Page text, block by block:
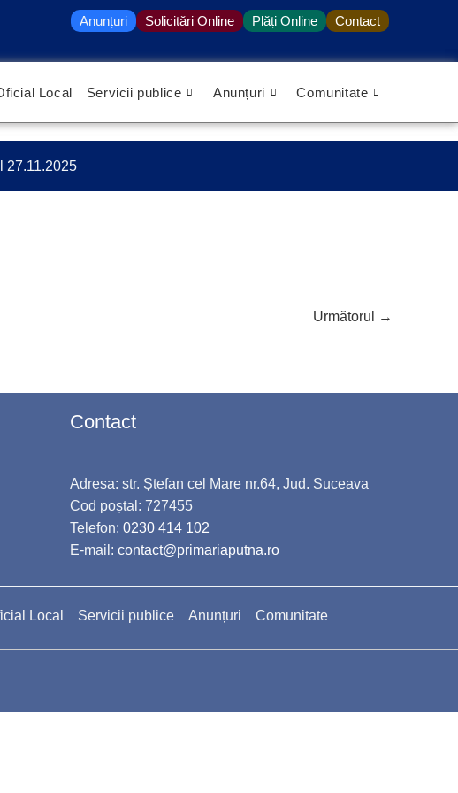
Anunțuri Solicitări Online Plăți Online Contact
Local Servicii publice Anunțuri Comunitate
27.11.2025
Următorul →
Contact
Adresa: str. Ștefan cel Mare nr.64, Jud. Suceava
Cod poștal: 727455
Telefon:0230 414 102
E-mail:contact@primariaputna.ro
Local Servicii publice Anunțuri Comunitate